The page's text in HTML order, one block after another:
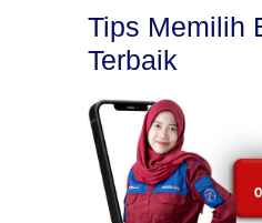
Tips Memilih
Terbaik